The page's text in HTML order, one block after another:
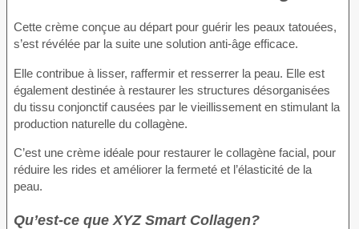
Cette crème conçue au départ pour guérir les peaux tatouées,
s’est révélée par la suite une solution anti-âge efficace.
Elle contribue à lisser, raffermir et resserrer la peau. Elle est
également destinée à restaurer les structures désorganisées
du tissu conjonctif causées par le vieillissement en stimulant la
production naturelle du collagène.
C’est une crème idéale pour restaurer le collagène facial, pour
réduire les rides et améliorer la fermeté et l’élasticité de la
peau.
Qu’est-ce que XYZ Smart Collagen?